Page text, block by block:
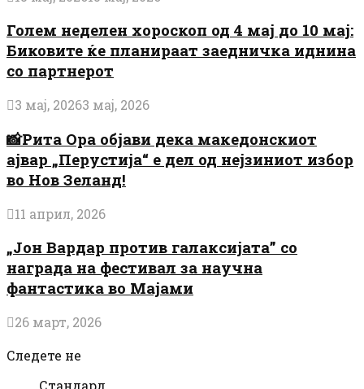
Голем неделен хороскоп од 4 мај до 10 мај:
Биковите ќе планираат заедничка иднина
со партнерот
3 мај, 20263 мај, 2026
📸Рита Ора објави дека македонскиот
ајвар „Перустија“ е дел од нејзиниот избор
во Нов Зеланд!
11 април, 2026
„Јон Вардар против галаксијата” со
награда на фестивал за научна
фантастика во Мајами
26 март, 2026
Следете не
Стандард